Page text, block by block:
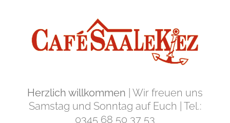
Herzlich willkommen | Wir freuen uns
Samstag und Sonntag auf Euch | Tel.:
0345 68 50 37 53